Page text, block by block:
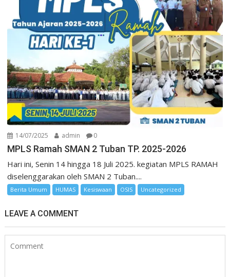
14/07/2025 admin 0
MPLS Ramah SMAN 2 Tuban TP. 2025-2026
Hari ini, Senin 14 hingga 18 Juli 2025. kegiatan MPLS RAMAH
diselenggarakan oleh SMAN 2 Tuban....
Berita Umum HUMAS Kesiswaan OSIS Uncategorized
LEAVE A COMMENT